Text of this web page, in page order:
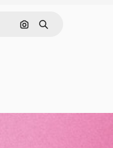
Поиск по изображению
Поиск